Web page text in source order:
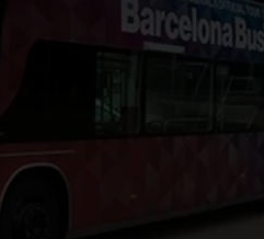
hi. Només pots consultar la
de la navegació en aquest
trobaràs al menú de la part